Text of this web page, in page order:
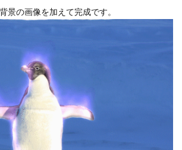
景の画像を加えて完成です。